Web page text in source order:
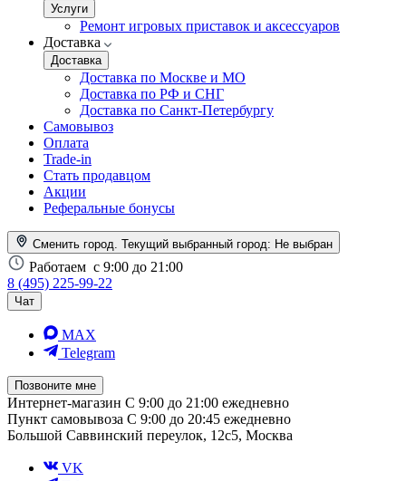
Услуги
Ремонт игровых приставок и аксессуаров
Доставка
Доставка
Доставка по Москве и МО
Доставка по РФ и СНГ
Доставка по Санкт-Петербургу
Самовывоз
Оплата
Trade-in
Стать продавцом
Акции
Реферальные бонусы
Сменить город. Текущий выбранный город: Не выбран
Работаем с 9:00 до 21:00
8 (495) 225-99-22
Чат
MAX
Telegram
Позвоните мне
Интернет-магазин С 9:00 до 21:00 ежедневно
Пункт самовывоза С 9:00 до 20:45 ежедневно
Большой Саввинский переулок, 12с5, Москва
VK